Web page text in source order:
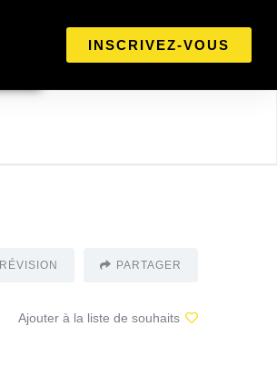
INSCRIVEZ-VOUS
RÉVISION PARTAGER
Ajouter à la liste de souhaits